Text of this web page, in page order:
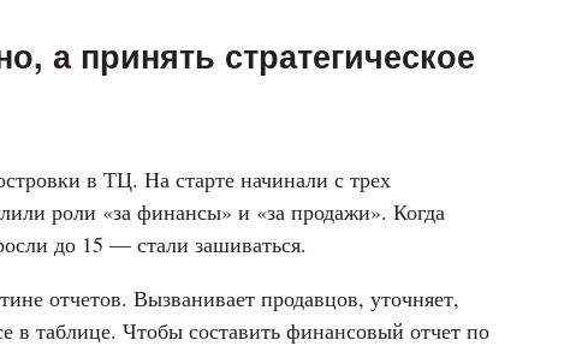
а принять стратегическое
в ТЦ. На старте начинали с трех
роли «за финансы» и «за продажи». Когда
до 15 — стали зашиваться.
отчетов. Вызванивает продавцов, уточняет,
в таблице. Чтобы составить финансовый отчет по